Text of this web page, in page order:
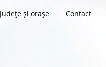
Județe și orașe Contact